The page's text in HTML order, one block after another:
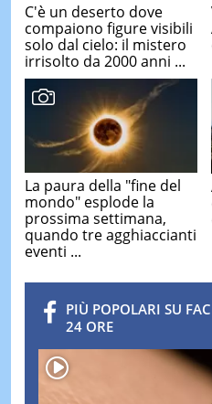
C'è un deserto dove
compaiono figure visibili
solo dal cielo: il mistero
irrisolto da 2000 anni ...
La paura della "fine del
mondo" esplode la
prossima settimana,
quando tre agghiaccianti
eventi ...
PIÙ POPOLARI SU
24 ORE